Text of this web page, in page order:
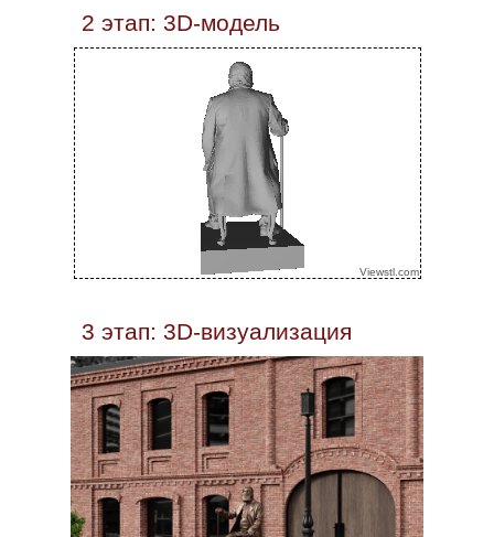
3 этап: 3D-визуализация
2 этап: 3D-модель